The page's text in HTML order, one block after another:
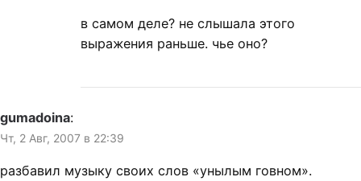
в самом деле? не слышала этого
выражения раньше. чье оно?
gumadoina:
Чт, 2 Авг, 2007 в 22:39
разбавил музыку своих слов «унылым говном».